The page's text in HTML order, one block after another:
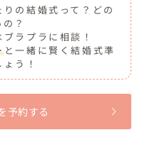
の結婚式って？どの
？
ラプラに相談！
と一緒に賢く結婚式準
う！
予約する